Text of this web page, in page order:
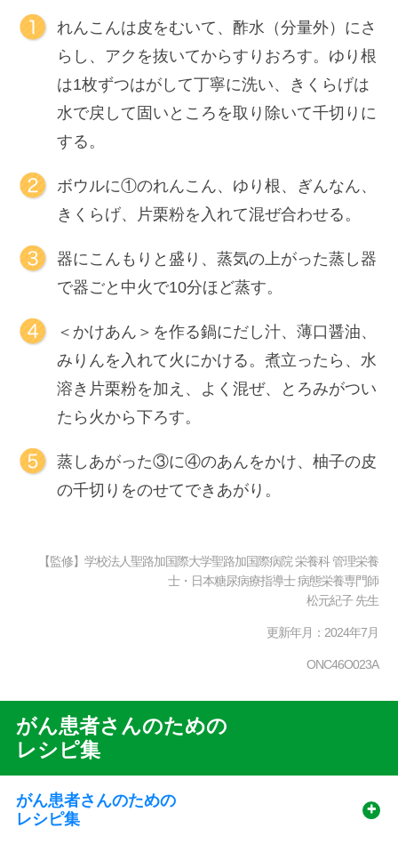
れんこんは皮をむいて、酢水（分量外）にさ
らし、アクを抜いてからすりおろす。ゆり根
は1枚ずつはがして丁寧に洗い、きくらげは
水で戻して固いところを取り除いて千切りに
する。
ボウルに①のれんこん、ゆり根、ぎんなん、
きくらげ、片栗粉を入れて混ぜ合わせる。
器にこんもりと盛り、蒸気の上がった蒸し器
で器ごと中火で10分ほど蒸す。
＜かけあん＞を作る鍋にだし汁、薄口醤油、
みりんを入れて火にかける。煮立ったら、水
溶き片栗粉を加え、よく混ぜ、とろみがつい
たら火から下ろす。
蒸しあがった③に④のあんをかけ、柚子の皮
の千切りをのせてできあがり。
【監修】学校法人聖路加国際大学聖路加国際病院 栄養科 管理栄養
士・日本糖尿病療指導士 病態栄養専門師
松元紀子 先生
更新年月：2024年7月
ONC46O023A
Recipe
Sub
がん患者さんのための
レシピ集
がん患者さんのための
レシピ集